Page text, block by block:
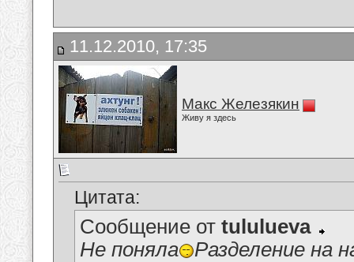
11.12.2010, 17:35
Макс Железякин
Живу я здесь
Цитата:
Сообщение от tululueva
Не поняла
Разделение на